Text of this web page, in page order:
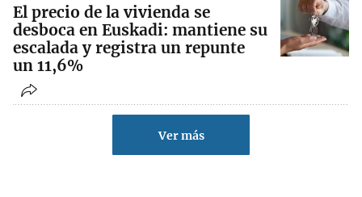
El precio de la vivienda se
desboca en Euskadi: mantiene su
escalada y registra un repunte
un 11,6%
Ver más